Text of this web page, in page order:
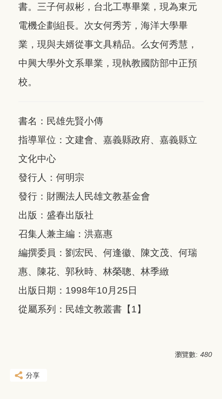
書。三子何叔彬，台北工專畢業，現為東元
電機企劃組長。次女何秀芳，海洋大學畢
業，現與夫婿從事文具精品。么女何秀慧，
中興大學外文系畢業，現執教國防部中正預
校。
書名：民雄先賢小傳
指導單位：文建會、嘉義縣政府、嘉義縣立
文化中心
發行人：何明宗
發行：財團法人民雄文教基金會
出版：盛春出版社
召集人兼主編：洪嘉惠
編撰委員：劉宏民、何逢徽、陳文茂、何瑞
惠、陳花、郭秋時、林榮聰、林季緻
出版日期：1998年10月25日
從屬系列：民雄文教叢書【1】
瀏覽數: 480
分享